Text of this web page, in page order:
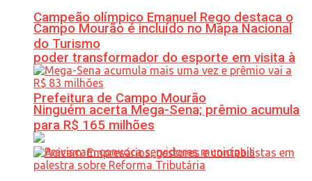
Campeão olímpico Emanuel Rego destaca o
poder transformador do esporte em visita à
Prefeitura de Campo Mourão
Campo Mourão é incluído no Mapa Nacional
do Turismo
Ninguém acerta Mega-Sena; prêmio acumula
para R$ 165 milhões